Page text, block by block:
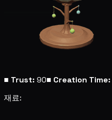
■ Trust: 90■ Creation Time:
재료: